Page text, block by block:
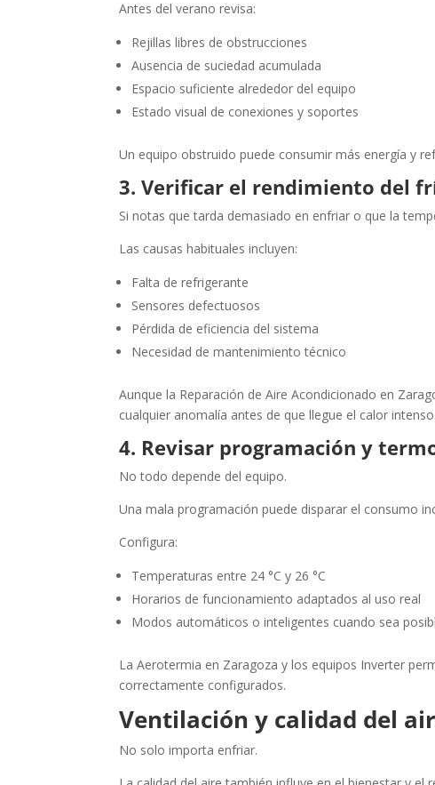
Antes del verano revisa:
Rejillas libres de obstrucciones
Ausencia de suciedad acumulada
Espacio suficiente alrededor del equipo
Estado visual de conexiones y soportes
Un equipo obstruido puede consumir más energía y
3. Verificar el rendimiento del
Si notas que tarda demasiado en enfriar o que la
Las causas habituales incluyen:
Falta de refrigerante
Sensores defectuosos
Pérdida de eficiencia del sistema
Necesidad de mantenimiento técnico
Aunque la Reparación de Aire Acondicionado en
cualquier anomalía antes de que llegue el calor intenso.
4. Revisar programación y
No todo depende del equipo.
Una mala programación puede disparar el consumo
Configura:
Temperaturas entre 24 °C y 26 °C
Horarios de funcionamiento adaptados al uso real
Modos automáticos o inteligentes cuando sea
La Aerotermia en Zaragoza y los equipos Inverter
correctamente configurados.
Ventilación y calidad del
No solo importa enfriar.